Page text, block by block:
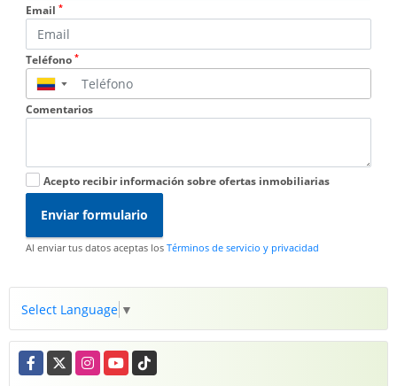
Email *
Teléfono *
▼
Comentarios
Acepto recibir información sobre ofertas inmobiliarias
Enviar formulario
Al enviar tus datos aceptas los Términos de servicio y privacidad
Select Language ▼
Facebook
X InstagramYouTubeTikTok